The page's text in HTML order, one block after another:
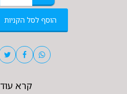
הוסף לסל הקניות
קרא עוד